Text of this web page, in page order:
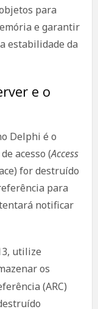
para
e garantir
estabilidade da
e o
Delphi é o
acesso (Access
for destruído
para
notificar
utilize
os
(ARC)